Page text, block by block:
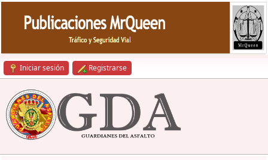
Iniciar sesión Registrarse